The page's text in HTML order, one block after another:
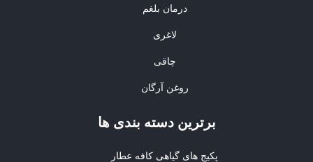
درمان بلغم
لاغری
چاقی
روغن آرگان
برترین‌ دسته بندی ها
پکیج های گیاهی کافه عطار